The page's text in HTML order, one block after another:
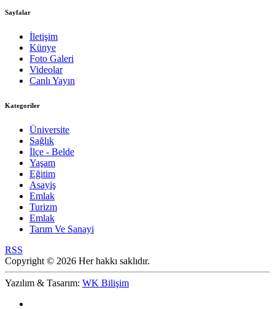
Sayfalar
İletişim
Künye
Foto Galeri
Videolar
Canlı Yayın
Kategoriler
Üniversite
Sağlık
İlçe - Belde
Yaşam
Eğitim
Asayiş
Emlak
Turizm
Emlak
Tarım Ve Sanayi
RSS
Copyright © 2026 Her hakkı saklıdır.
Yazılım & Tasarım: WK Bilişim